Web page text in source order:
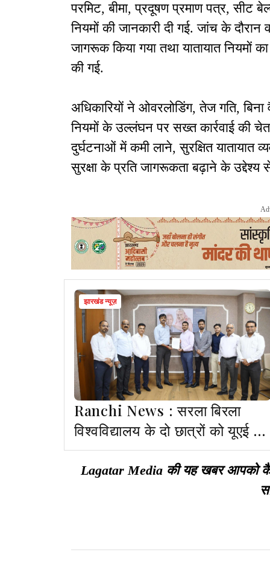
परमिट, बीमा, प्रदूषण प्रमाण पत्र, सीट
नियमों की जानकारी दी गई. जांच के
जागरूक किया गया तथा यातायात नियमों
की गई.
अधिकारियों ने ओवरलोडिंग, तेज गति,
नियमों के उल्लंघन पर सख्त कार्रवाई की
दुर्घटनाओं में कमी लाने, सुरक्षित
सुरक्षा के प्रति जागरूकता बढ़ाने के
झारखंड न्यूज़
Ranchi News : सरला बिरला
विश्वविद्यालय के दो छात्रों को यूएई में
मिला प्लेसमेंट
Lagatar Media की यह खबर आपको